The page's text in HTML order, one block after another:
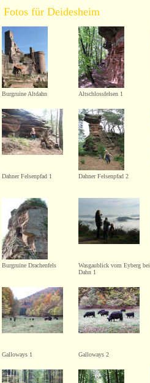
Fotos für Deidesheim
Burgruine Altdahn Altschlossfelsen 1
Dahner Felsenpfad 1 Dahner Felsenpfad 2
Burgruine Drachenfels
Wasgaublick vom Eyberg bei
Dahn 1
Galloways 1 Galloways 2